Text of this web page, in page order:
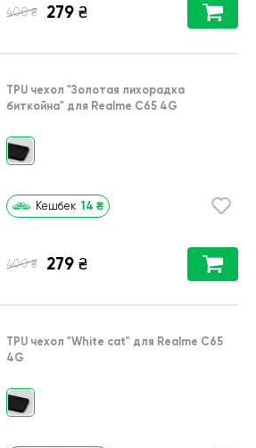
400 ₴ 279 ₴
TPU чехол "Золотая лихорадка
биткойна" для Realme C65 4G
Кешбек 14 ₴
400 ₴ 279 ₴
TPU чехол "White cat" для Realme C65
4G